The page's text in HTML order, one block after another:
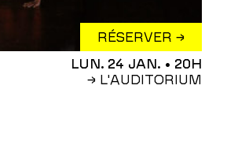
RÉSERVER →
LUN. 24 JAN. • 20H
→ L'AUDITORIUM